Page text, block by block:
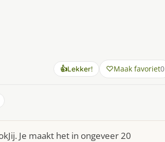
👍Lekker! Maak favoriet0
Je maakt het in ongeveer 20